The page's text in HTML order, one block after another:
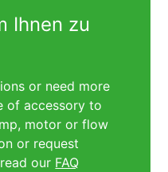
Ihnen zu
or need more
of accessory to
motor or flow
or request
our FAQ